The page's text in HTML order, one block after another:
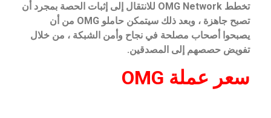
تخطط OMG Network للانتقال إلى إثبات الحصة بمجرد أن
تصبح جاهزة ، وبعد ذلك سيتمكن حاملو OMG من أن
يصبحوا أصحاب مصلحة في نجاح وأمن الشبكة ، من خلال
تفويض حصصهم إلى المصدقين.
سعر عملة OMG